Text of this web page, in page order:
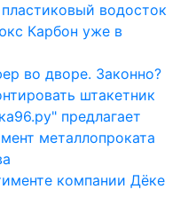
водосток
Карбон уже в
во дворе. Законно?
штакетник
предлагает
металлопроката
компании Дёке